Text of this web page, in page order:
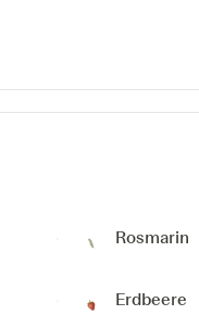
Rosmarin
Erdbeere